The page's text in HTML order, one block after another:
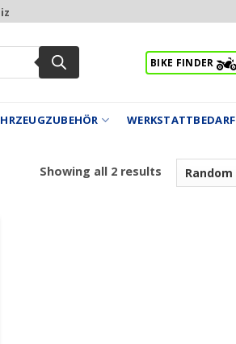
BIKE FINDER
WERKSTATTBEDARF
Showing all 2 results